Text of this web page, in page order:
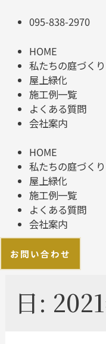
095-838-2970
HOME
私たちの庭づくり
屋上緑化
施工例一覧
よくある質問
会社案内
HOME
私たちの庭づくり
屋上緑化
施工例一覧
よくある質問
会社案内
お問い合わせ
日: